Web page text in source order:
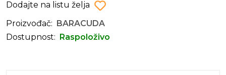
Dodajte na listu želja
Proizvođač:
BARACUDA
Dostupnost:
Raspoloživo